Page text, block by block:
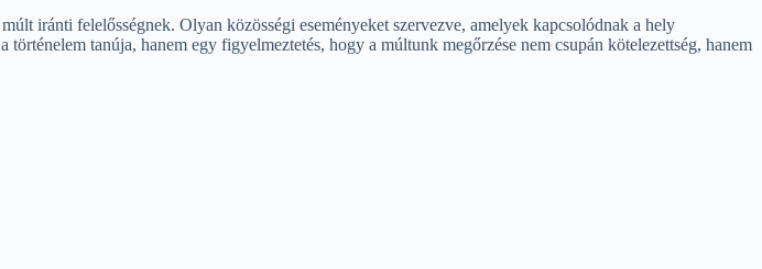
iránti felelősségnek. Olyan közösségi eseményeket szervezve, amelyek kapcsolódnak a hely
tanúja, hanem egy figyelmeztetés, hogy a múltunk megőrzése nem csupán kötelezettség, hanem